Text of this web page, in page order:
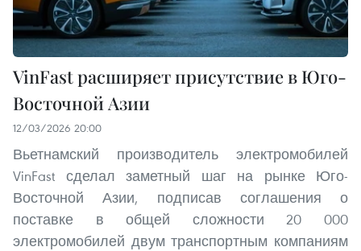
VinFast расширяет присутствие в Юго-
Восточной Азии
12/03/2026 20:00
Вьетнамский производитель электромобилей
VinFast сделал заметный шаг на рынке Юго-
Восточной Азии, подписав соглашения о
поставке в общей сложности 20 000
электромобилей двум транспортным компаниям